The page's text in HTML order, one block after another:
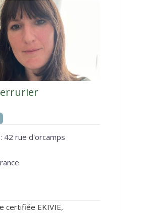
42 rue d'orcamps
certifiée EKIVIE,